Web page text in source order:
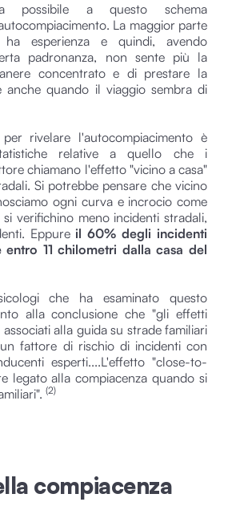
possibile a questo schema
La maggior parte
esperienza e quindi, avendo
padronanza, non sente più la
concentrato e di prestare la
anche quando il viaggio sembra di
rivelare l'autocompiacimento è
relative a quello che i
chiamano l'effetto "vicino a casa"
Si potrebbe pensare che vicino
ogni curva e incrocio come
verifichino meno incidenti stradali,
Eppureil 60% degli incidenti
entro 11 chilometri dalla casa del
che ha esaminato questo
alla conclusione che "gli effetti
alla guida su strade familiari
fattore di rischio di incidenti con
esperti....L'effetto "close-to-
legato alla compiacenza quando si
(2)
compiacenza